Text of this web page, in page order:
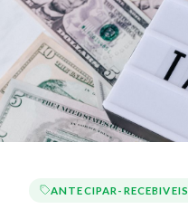
ANTECIPAR-RECEBIVEIS